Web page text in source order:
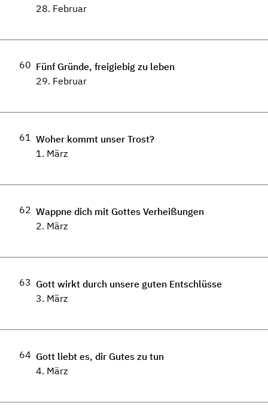
28. Februar
60 Fünf Gründe, freigiebig zu leben
29. Februar
61 Woher kommt unser Trost?
1. März
62 Wappne dich mit Gottes Verheißungen
2. März
63 Gott wirkt durch unsere guten Entschlüsse
3. März
64 Gott liebt es, dir Gutes zu tun
4. März